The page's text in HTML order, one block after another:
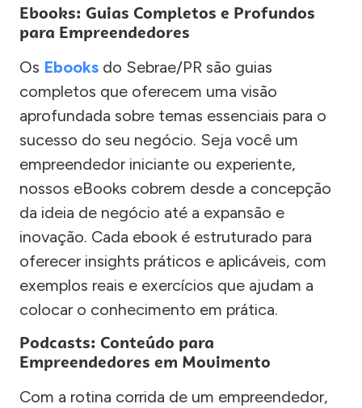
Ebooks: Guias Completos e Profundos
para Empreendedores
Os Ebooks do Sebrae/PR são guias
completos que oferecem uma visão
aprofundada sobre temas essenciais para o
sucesso do seu negócio. Seja você um
empreendedor iniciante ou experiente,
nossos eBooks cobrem desde a concepção
da ideia de negócio até a expansão e
inovação. Cada ebook é estruturado para
oferecer insights práticos e aplicáveis, com
exemplos reais e exercícios que ajudam a
colocar o conhecimento em prática.
Podcasts: Conteúdo para
Empreendedores em Movimento
Com a rotina corrida de um empreendedor,